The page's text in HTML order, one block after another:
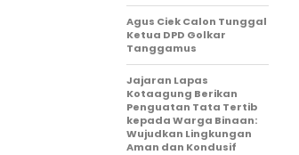
Agus Ciek Calon Tunggal
Ketua DPD Golkar
Tanggamus
Jajaran Lapas
Kotaagung Berikan
Penguatan Tata Tertib
kepada Warga Binaan:
Wujudkan Lingkungan
Aman dan Kondusif